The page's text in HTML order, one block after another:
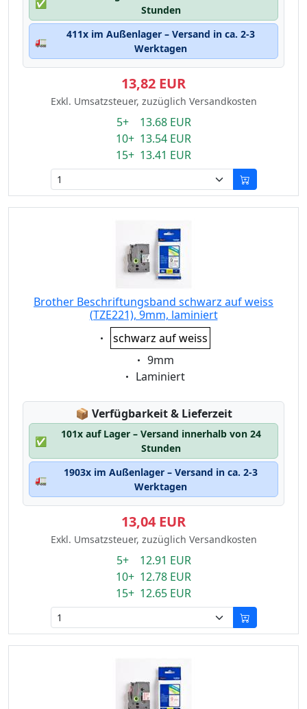
✅
Stunden
🚛
411x im Außenlager – Versand in ca. 2-3
Werktagen
13,82 EUR
Exkl. Umsatzsteuer, zuzüglich Versandkosten
5+ 13.68 EUR
10+ 13.54 EUR
15+ 13.41 EUR
Brother Beschriftungsband schwarz auf weiss
(TZE221), 9mm, laminiert
Eigenschaft:
schwarz auf weiss
Eigenschaft:
9mm
Eigenschaft:
Laminiert
📦 Lagerstatus:
Verfügbarkeit & Lieferzeit
✅
101x auf Lager – Versand innerhalb von 24
Stunden
🚛
1903x im Außenlager – Versand in ca. 2-3
Werktagen
13,04 EUR
Exkl. Umsatzsteuer, zuzüglich Versandkosten
5+ 12.91 EUR
10+ 12.78 EUR
15+ 12.65 EUR